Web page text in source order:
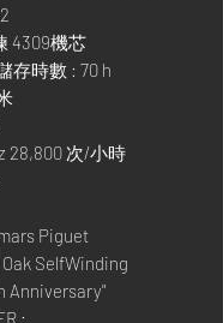
4309機芯
存時數 : 70 h
28,800 次/小時
Piguet
SelfWinding
Anniversary"
: